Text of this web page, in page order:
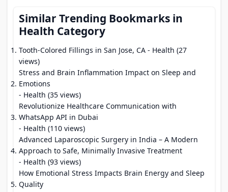
Similar Trending Bookmarks in
Health Category
Tooth-Colored Fillings in San Jose, CA - Health (27
views)
Stress and Brain Inflammation Impact on Sleep and
Emotions
- Health (35 views)
Revolutionize Healthcare Communication with
WhatsApp API in Dubai
- Health (110 views)
Advanced Laparoscopic Surgery in India – A Modern
Approach to Safe, Minimally Invasive Treatment
- Health (93 views)
How Emotional Stress Impacts Brain Energy and Sleep
Quality